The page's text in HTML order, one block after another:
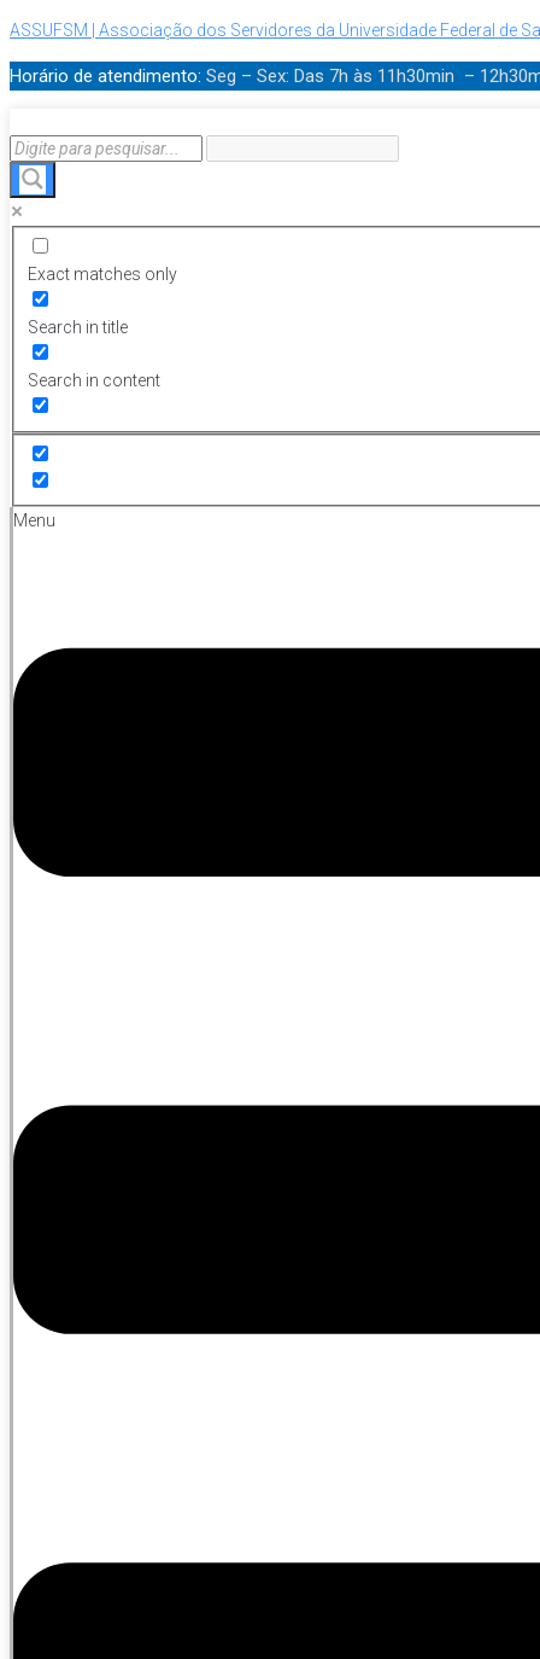
ASSUFSM | Associação dos Servidores da Universidade Federal de
Horário de atendimento: Seg – Sex: Das 7h às 11h30min –
Exact matches only
Search in title
Search in content
Menu